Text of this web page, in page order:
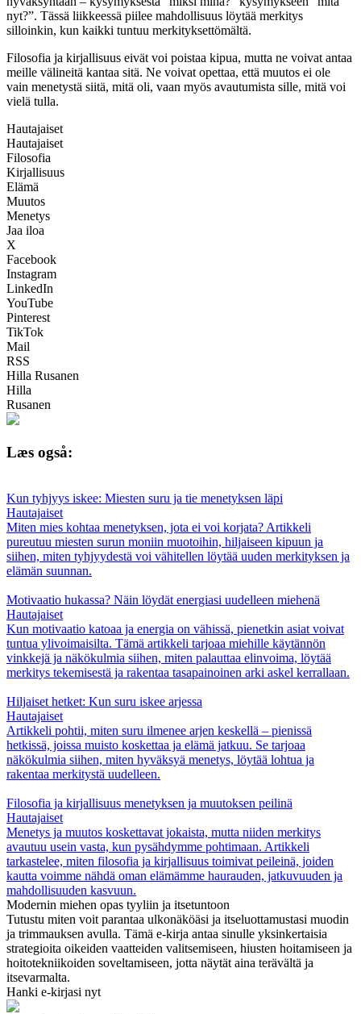
nyt?”. Tässä liikkeessä piilee mahdollisuus löytää merkitys
silloinkin, kun kaikki tuntuu merkityksettömältä.
Filosofia ja kirjallisuus eivät voi poistaa kipua, mutta ne voivat antaa
meille välineitä kantaa sitä. Ne voivat opettaa, että muutos ei ole
vain menetystä siitä, mitä oli, vaan myös avautumista sille, mitä voi
vielä tulla.
Hautajaiset
Hautajaiset
Filosofia
Kirjallisuus
Elämä
Muutos
Menetys
Jaa iloa
X
Facebook
Instagram
LinkedIn
YouTube
Pinterest
TikTok
Mail
RSS
Hilla Rusanen
Hilla
Rusanen
Læs også:
Kun tyhjyys iskee: Miesten suru ja tie menetyksen läpi
Hautajaiset
Miten mies kohtaa menetyksen, jota ei voi korjata? Artikkeli
pureutuu miesten surun moniin muotoihin, hiljaiseen kipuun ja
siihen, miten tyhjyydestä voi vähitellen löytää uuden merkityksen ja
elämän suunnan.
Motivaatio hukassa? Näin löydät energiasi uudelleen miehenä
Hautajaiset
Kun motivaatio katoaa ja energia on vähissä, pienetkin asiat voivat
tuntua ylivoimaisilta. Tämä artikkeli tarjoaa miehille käytännön
vinkkejä ja näkökulmia siihen, miten palauttaa elinvoima, löytää
merkitys tekemisestä ja rakentaa tasapainoinen arki askel kerrallaan.
Hiljaiset hetket: Kun suru iskee arjessa
Hautajaiset
Artikkeli pohtii, miten suru ilmenee arjen keskellä – pienissä
hetkissä, joissa muisto koskettaa ja elämä jatkuu. Se tarjoaa
näkökulmia siihen, miten hyväksyä menetys, löytää lohtua ja
rakentaa merkitystä uudelleen.
Filosofia ja kirjallisuus menetyksen ja muutoksen peilinä
Hautajaiset
Menetys ja muutos koskettavat jokaista, mutta niiden merkitys
avautuu usein vasta, kun pysähdymme pohtimaan. Artikkeli
tarkastelee, miten filosofia ja kirjallisuus toimivat peileinä, joiden
kautta voimme nähdä oman elämämme haurauden, jatkuvuuden ja
mahdollisuuden kasvuun.
Modernin miehen opas tyyliin ja itsetuntoon
Tutustu miten voit parantaa ulkonäköäsi ja itseluottamustasi muodin
ja trimmauksen avulla. Tämä e-kirja antaa sinulle yksinkertaisia ​​
strategioita oikeiden vaatteiden valitsemiseen, hiusten hoitamiseen ja
hoitotekniikoiden soveltamiseen, jotta näytät aina terävältä ja
itsevarmalta.
Hanki e-kirjasi nyt